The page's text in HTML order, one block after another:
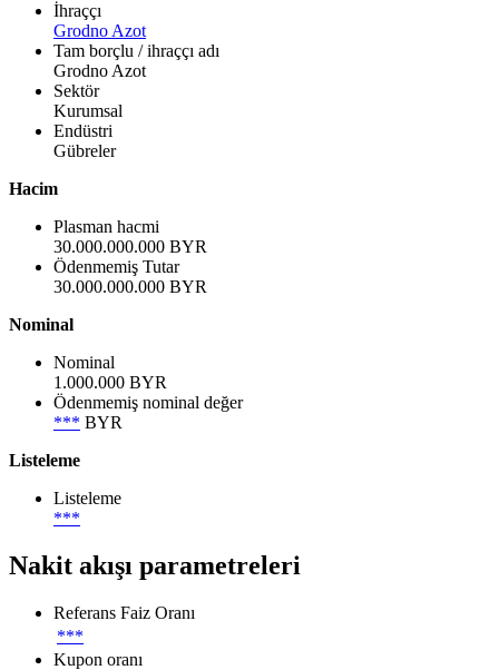
İhraççı
Grodno Azot
Tam borçlu / ihraççı adı
Grodno Azot
Sektör
Kurumsal
Endüstri
Gübreler
Hacim
Plasman hacmi
30.000.000.000 BYR
Ödenmemiş Tutar
30.000.000.000 BYR
Nominal
Nominal
1.000.000 BYR
Ödenmemiş nominal değer
*** BYR
Listeleme
Listeleme
***
Nakit akışı parametreleri
Referans Faiz Oranı
***
Kupon oranı